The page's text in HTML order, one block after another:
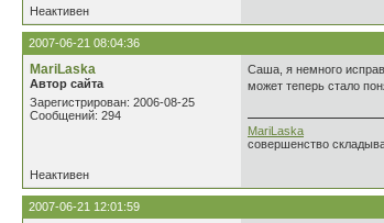
Неактивен
2007-06-21 08:04:36
MariLaska
Автор сайта
Зарегистрирован: 2006-08-25
Сообщений: 294
Саша, я немного
может теперь стало
MariLaska
совершенство
Неактивен
2007-06-21 12:01:59